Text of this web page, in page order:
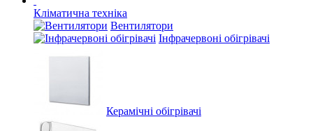
Кліматична техніка
Вентилятори
Інфрачервоні обігрівачі
Керамічні обігрівачі